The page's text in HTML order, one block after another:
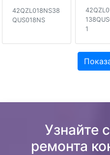
42QZL018NS38
QUS018NS
1
Узнайте
ремонта